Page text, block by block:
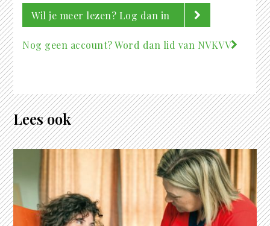
Wil je meer lezen? Log dan in
Nog geen account? Word dan lid van NVKVV
Lees ook